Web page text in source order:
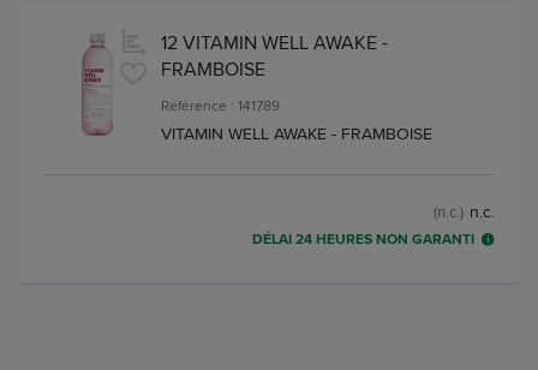
12 VITAMIN WELL AWAKE -
FRAMBOISE
Référence : 141789
VITAMIN WELL AWAKE - FRAMBOISE
n.c.
(n.c.)
DÉLAI 24 HEURES NON GARANTI